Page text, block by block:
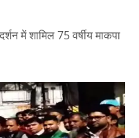
में शामिल 75 वर्षीय माकपा